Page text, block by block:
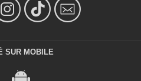
SUR MOBILE